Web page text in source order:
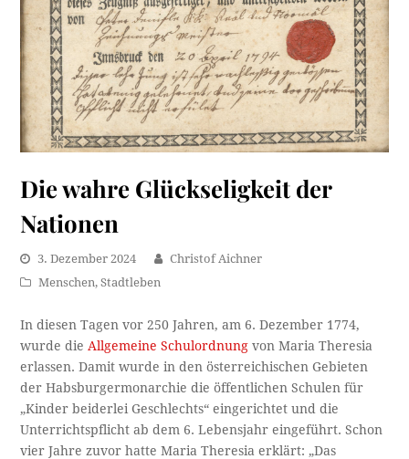
Die wahre Glückseligkeit der
Nationen
3. Dezember 2024
Christof Aichner
Menschen,Stadtleben
In diesen Tagen vor 250 Jahren, am 6. Dezember 1774,
wurde die Allgemeine Schulordnung von Maria Theresia
erlassen. Damit wurde in den österreichischen Gebieten
der Habsburgermonarchie die öffentlichen Schulen für
„Kinder beiderlei Geschlechts“ eingerichtet und die
Unterrichtspflicht ab dem 6. Lebensjahr eingeführt. Schon
vier Jahre zuvor hatte Maria Theresia erklärt: „Das